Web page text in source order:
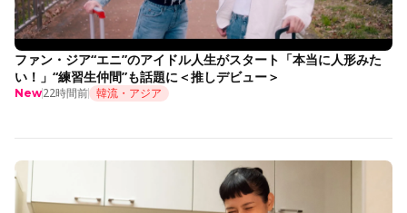
ファン・ジア“エニ”のアイドル人生がスタート「本当に人形みた
い！」“練習生仲間”も話題に＜推しデビュー＞
New22時間前 韓流・アジア